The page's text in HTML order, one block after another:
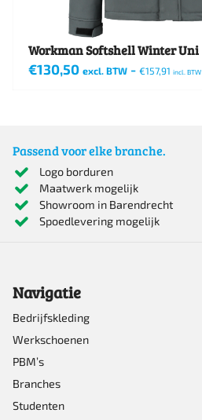
productpagina
Workman Softshell Winter Uni
€130,50 excl. BTW - €157,91 incl. BTW
meerdere
variaties.
Deze
gekozen
worden
op
de
productpagina
Passend voor elke branche.
Logo borduren
Maatwerk mogelijk
Showroom in Barendrecht
Spoedlevering mogelijk
Navigatie
Bedrijfskleding
Werkschoenen
PBM’s
Branches
Studenten